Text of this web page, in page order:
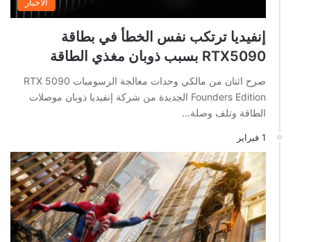
إنفيديا ترتكب نفس الخطأ في بطاقة
RTX5090 بسبب ذوبان مغذي الطاقة
صرح اثنان من مالكي وحدات معالجة الرسوميات RTX 5090
Founders Edition الجديدة من شركة إنفيديا ذوبان موصلات
الطاقة وتلف وصلة…
1 فبراير